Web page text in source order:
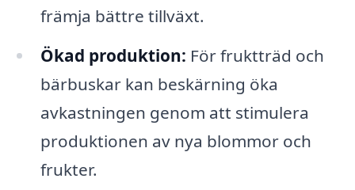
främja bättre tillväxt.
Ökad produktion: För fruktträd och
bärbuskar kan beskärning öka
avkastningen genom att stimulera
produktionen av nya blommor och
frukter.